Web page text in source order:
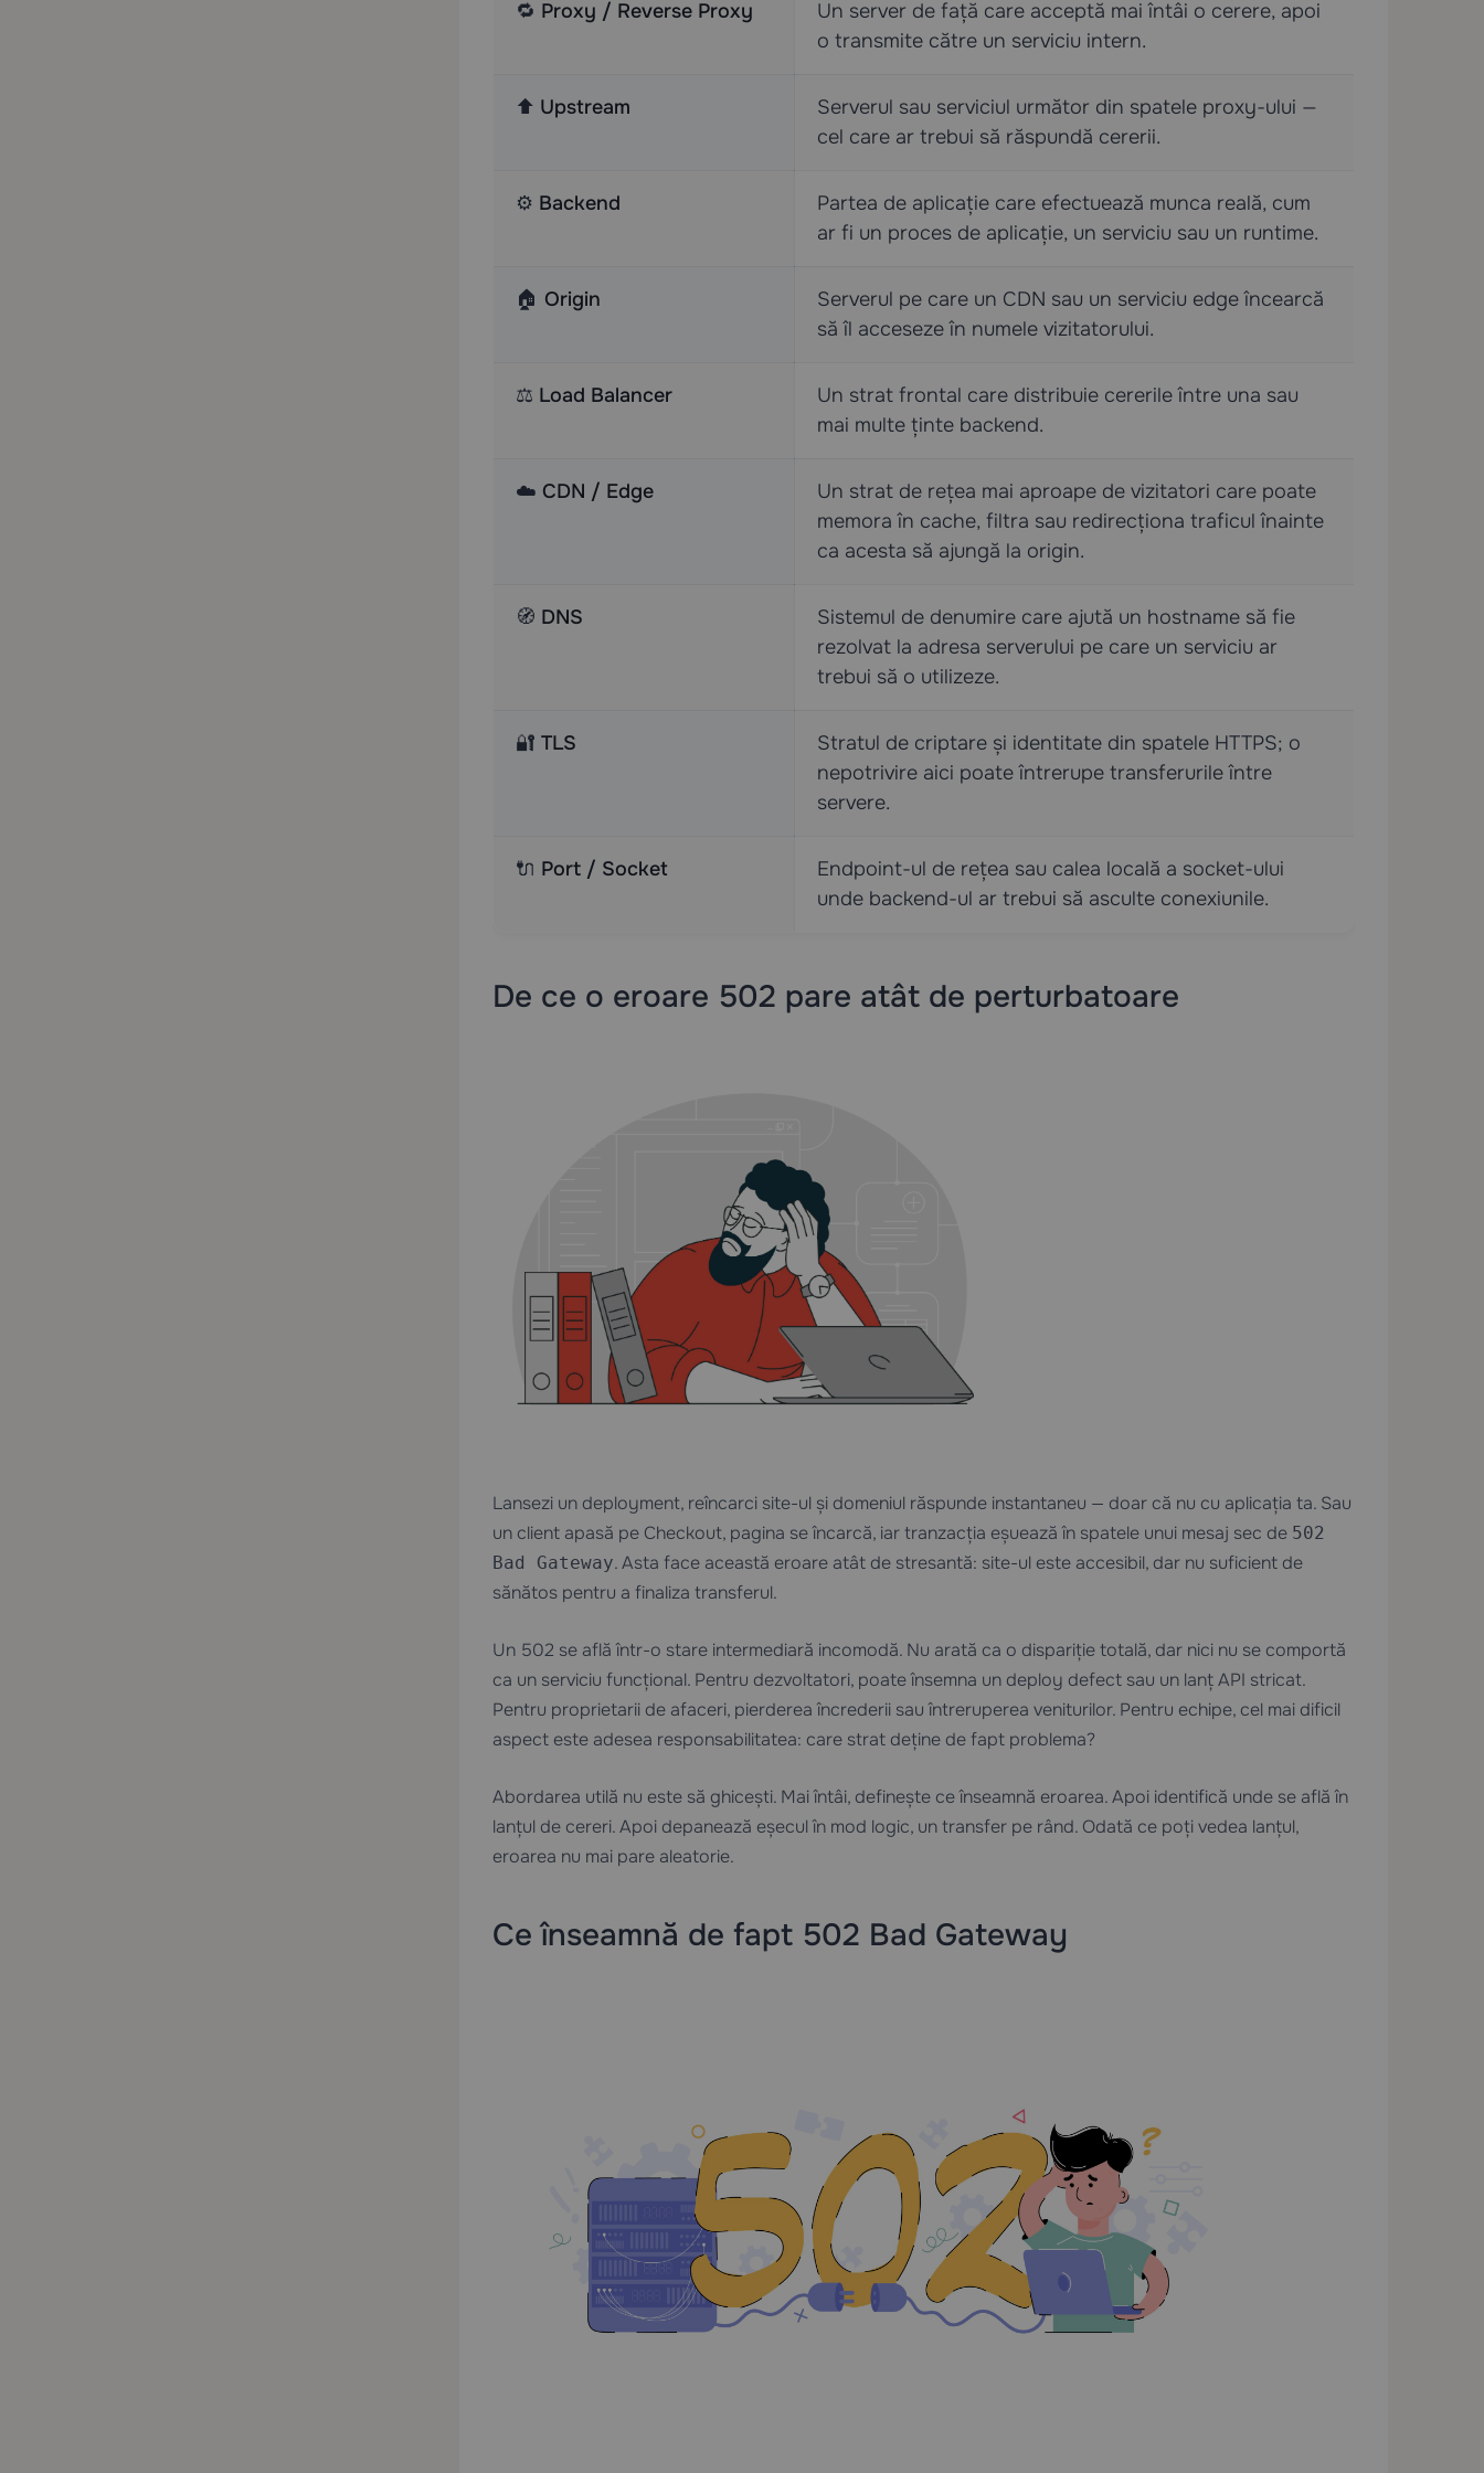
🔁 Proxy / Reverse Proxy
Un server de față care acceptă mai întâi o cerere, apoi
o transmite către un serviciu intern.
⬆️ Upstream
Serverul sau serviciul următor din spatele proxy-ului —
cel care ar trebui să răspundă cererii.
⚙️ Backend
Partea de aplicație care efectuează munca reală, cum
ar fi un proces de aplicație, un serviciu sau un runtime.
🏠 Origin
Serverul pe care un CDN sau un serviciu edge încearcă
să îl acceseze în numele vizitatorului.
⚖️ Load Balancer
Un strat frontal care distribuie cererile între una sau
mai multe ținte backend.
☁️ CDN / Edge
Un strat de rețea mai aproape de vizitatori care poate
memora în cache, filtra sau redirecționa traficul înainte
ca acesta să ajungă la origin.
🧭 DNS
Sistemul de denumire care ajută un hostname să fie
rezolvat la adresa serverului pe care un serviciu ar
trebui să o utilizeze.
🔐 TLS
Stratul de criptare și identitate din spatele HTTPS; o
nepotrivire aici poate întrerupe transferurile între
servere.
🔌 Port / Socket
Endpoint-ul de rețea sau calea locală a socket-ului
unde backend-ul ar trebui să asculte conexiunile.
De ce o eroare 502 pare atât de perturbatoare
Lansezi un deployment, reîncarci site-ul și domeniul răspunde instantaneu — doar că nu cu aplicația ta. Sau
un client apasă pe Checkout, pagina se încarcă, iar tranzacția eșuează în spatele unui mesaj sec de 502
Bad Gateway. Asta face această eroare atât de stresantă: site-ul este accesibil, dar nu suficient de
sănătos pentru a finaliza transferul.
Un 502 se află într-o stare intermediară incomodă. Nu arată ca o dispariție totală, dar nici nu se comportă
ca un serviciu funcțional. Pentru dezvoltatori, poate însemna un deploy defect sau un lanț API stricat.
Pentru proprietarii de afaceri, pierderea încrederii sau întreruperea veniturilor. Pentru echipe, cel mai dificil
aspect este adesea responsabilitatea: care strat deține de fapt problema?
Abordarea utilă nu este să ghicești. Mai întâi, definește ce înseamnă eroarea. Apoi identifică unde se află în
lanțul de cereri. Apoi depanează eșecul în mod logic, un transfer pe rând. Odată ce poți vedea lanțul,
eroarea nu mai pare aleatorie.
Ce înseamnă de fapt 502 Bad Gateway